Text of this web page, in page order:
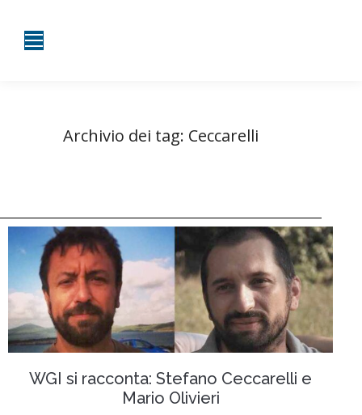
Archivio dei tag: Ceccarelli
WGI si racconta: Stefano Ceccarelli e
Mario Olivieri